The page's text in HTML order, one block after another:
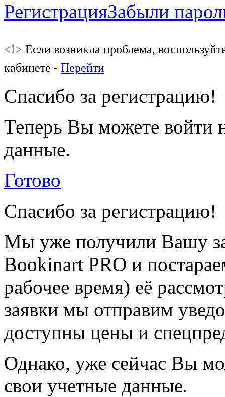
РегистрацияЗабыли
<!> Если возникла проблема,
кабинете - Перейти
Спасибо за регистрацию!
Теперь Вы можете войти
данные.
Готово
Спасибо за регистрацию!
Мы уже получили Вашу
Bookinart PRO и
рабочее время) её
заявки мы отправим
доступны цены и
Однако, уже сейчас Вы
свои учетные данные.